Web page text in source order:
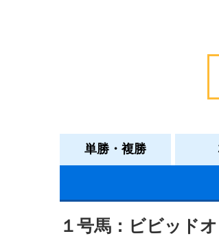
単勝・複勝
１号馬：ビビッド